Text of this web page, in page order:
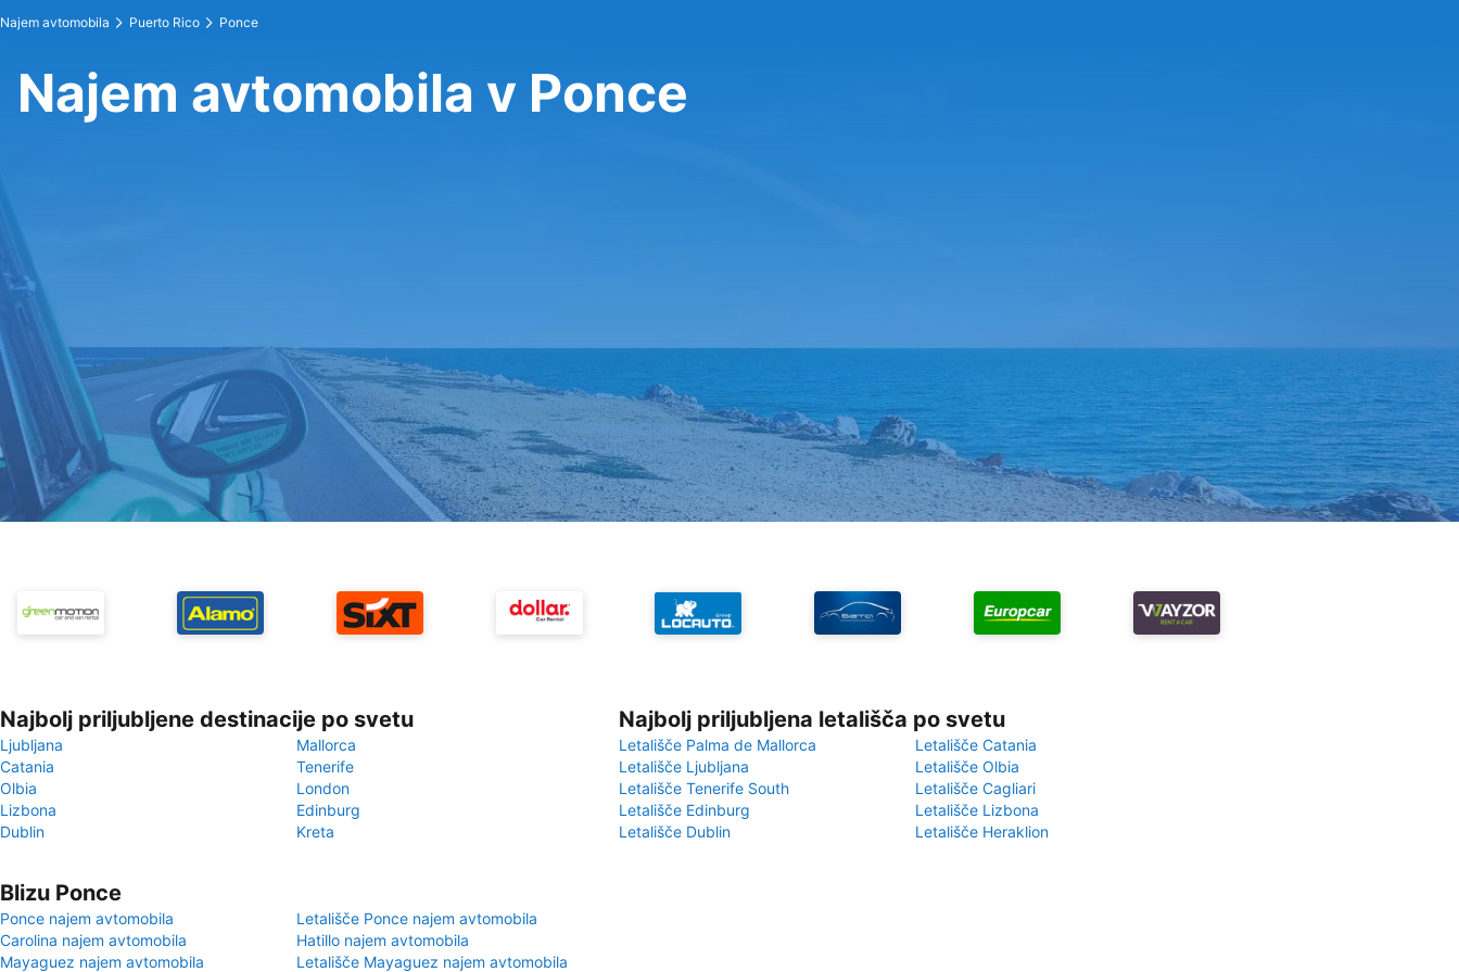
Najem avtomobila Puerto Rico Ponce
Najem avtomobila v Ponce
Najbolj priljubljene destinacije po svetu
Ljubljana
Mallorca
Catania
Tenerife
Olbia
London
Lizbona
Edinburg
Dublin
Kreta
Najbolj priljubljena letališča po svetu
Letališče Palma de Mallorca
Letališče Catania
Letališče Ljubljana
Letališče Olbia
Letališče Tenerife South
Letališče Cagliari
Letališče Edinburg
Letališče Lizbona
Letališče Dublin
Letališče Heraklion
Blizu Ponce
Ponce najem avtomobila
Letališče Ponce najem avtomobila
Carolina najem avtomobila
Hatillo najem avtomobila
Mayaguez najem avtomobila
Letališče Mayaguez najem avtomobila